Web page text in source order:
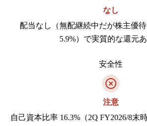
なし
配当なし（無配継続中だが株主優
5.9%）で実質的な還元あ
安全性
注意
自己資本比率 16.3%（2Q FY2026/8末